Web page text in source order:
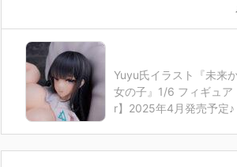
Yuyu氏イラスト『未来
女の子』1/6 フィギュア
r】2025年4月発売予定♪